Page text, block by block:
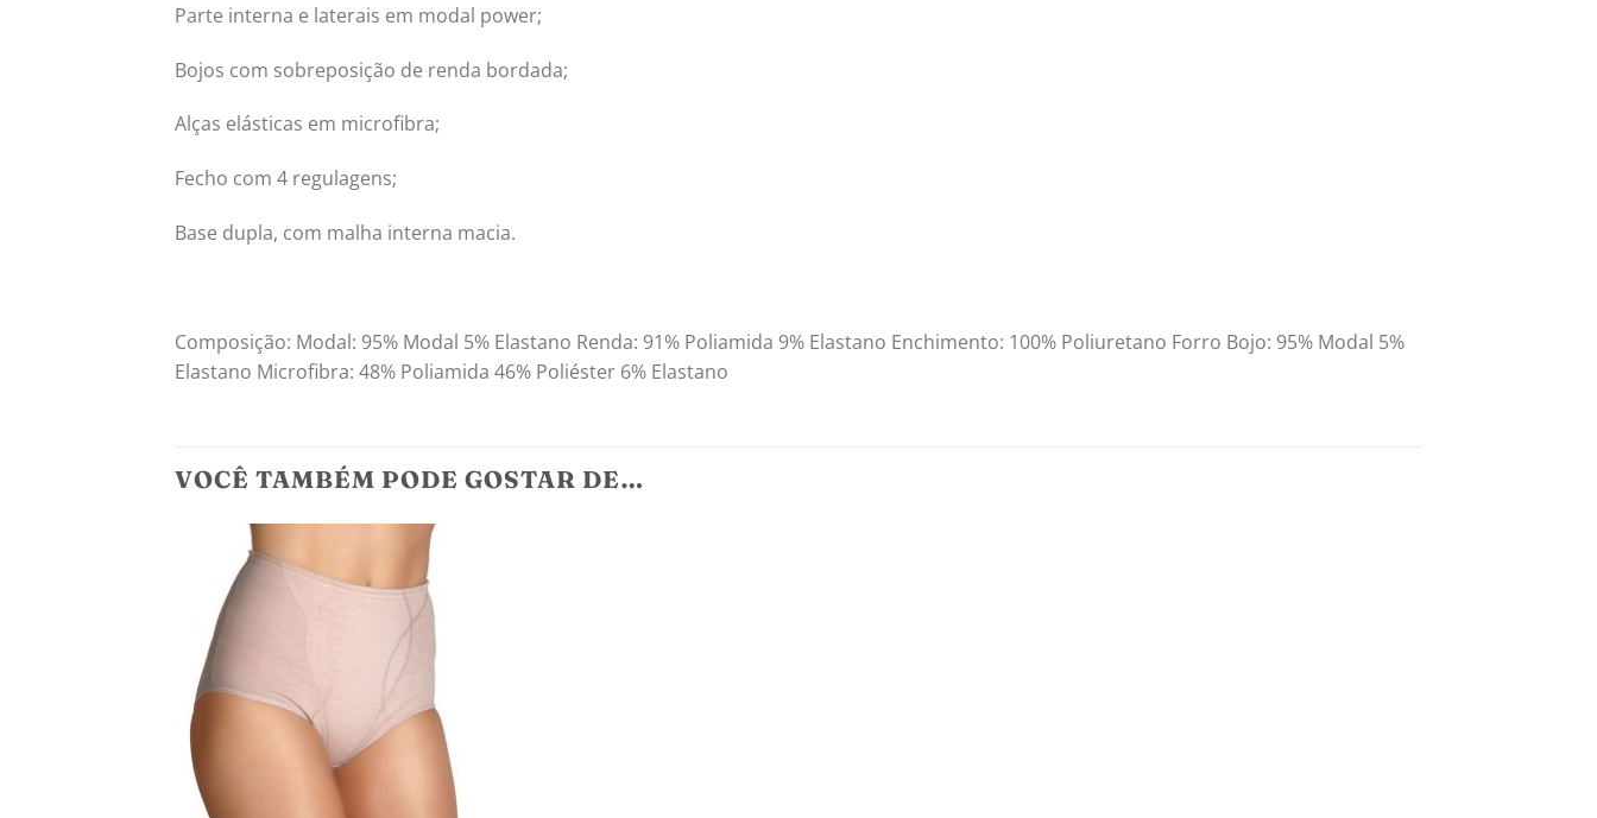
Parte interna e laterais em modal power;
Bojos com sobreposição de renda bordada;
Alças elásticas em microfibra;
Fecho com 4 regulagens;
Base dupla, com malha interna macia.
Composição: Modal: 95% Modal 5% Elastano Renda: 91% Poliamida 9% Elastano Enchimento: 100% Poliuretano Forro Bojo: 95% Modal 5%
Elastano Microfibra: 48% Poliamida 46% Poliéster 6% Elastano
VOCÊ TAMBÉM PODE GOSTAR DE…
Adicionar
meus
desejos